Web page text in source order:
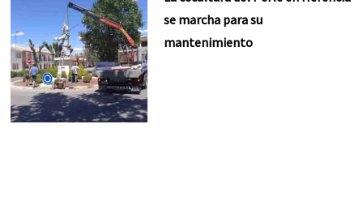
se marcha para su
mantenimiento